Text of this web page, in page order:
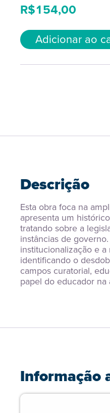
R$154,00
Adicionar ao
Descrição
Esta obra foca na
apresenta um
tratando sobre a
instâncias de
institucionalização e
identificando o
campos curatorial,
papel do educador na
Informação